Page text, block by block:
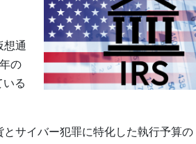
想通
の
る
サイバー犯罪に特化した執行予算の